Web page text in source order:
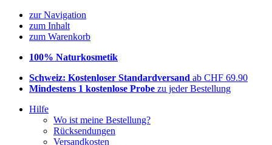
zur Navigation
zum Inhalt
zum Warenkorb
100% Naturkosmetik
Schweiz: Kostenloser Standardversand ab CHF 69.90
Mindestens 1 kostenlose Probe zu jeder Bestellung
Hilfe
Wo ist meine Bestellung?
Rücksendungen
Versandkosten